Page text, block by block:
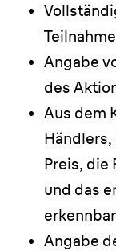
Angabe
des
Aus dem
Preis, die
und das
Angabe